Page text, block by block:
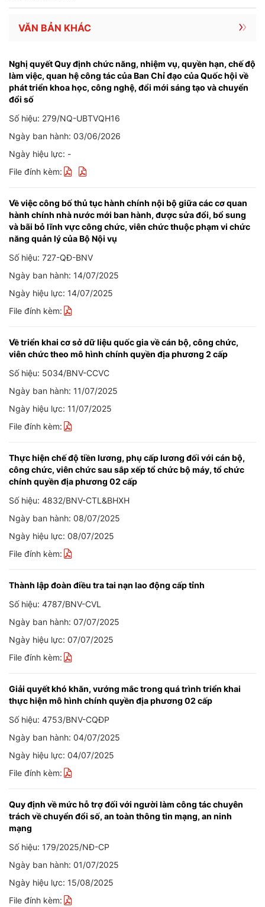
VĂN BẢN KHÁC
Nghị quyết Quy định chức năng, nhiệm vụ, quyền hạn, chế độ
làm việc, quan hệ công tác của Ban Chỉ đạo của Quốc hội về
phát triển khoa học, công nghệ, đổi mới sáng tạo và chuyển
đổi số
Số hiệu: 279/NQ-UBTVQH16
Ngày ban hành: 03/06/2026
Ngày hiệu lực: -
File đính kèm:
Về việc công bố thủ tục hành chính nội bộ giữa các cơ quan
hành chính nhà nước mới ban hành, được sửa đổi, bổ sung
và bãi bỏ lĩnh vực công chức, viên chức thuộc phạm vi chức
năng quản lý của Bộ Nội vụ
Số hiệu: 727-QĐ-BNV
Ngày ban hành: 14/07/2025
Ngày hiệu lực: 14/07/2025
File đính kèm:
Về triển khai cơ sở dữ liệu quốc gia về cán bộ, công chức,
viên chức theo mô hình chính quyền địa phương 2 cấp
Số hiệu: 5034/BNV-CCVC
Ngày ban hành: 11/07/2025
Ngày hiệu lực: 11/07/2025
File đính kèm:
Thực hiện chế độ tiền lương, phụ cấp lương đối với cán bộ,
công chức, viên chức sau sắp xếp tổ chức bộ máy, tổ chức
chính quyền địa phương 02 cấp
Số hiệu: 4832/BNV-CTL&BHXH
Ngày ban hành: 08/07/2025
Ngày hiệu lực: 08/07/2025
File đính kèm:
Thành lập đoàn điều tra tai nạn lao động cấp tỉnh
Số hiệu: 4787/BNV-CVL
Ngày ban hành: 07/07/2025
Ngày hiệu lực: 07/07/2025
File đính kèm:
Giải quyết khó khăn, vướng mắc trong quá trình triển khai
thực hiện mô hình chính quyền địa phương 02 cấp
Số hiệu: 4753/BNV-CQĐP
Ngày ban hành: 04/07/2025
Ngày hiệu lực: 04/07/2025
File đính kèm:
Quy định về mức hỗ trợ đối với người làm công tác chuyên
trách về chuyển đổi số, an toàn thông tin mạng, an ninh
mạng
Số hiệu: 179/2025/NĐ-CP
Ngày ban hành: 01/07/2025
Ngày hiệu lực: 15/08/2025
File đính kèm: